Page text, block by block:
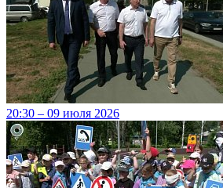
20:30 – 09 июля 2026